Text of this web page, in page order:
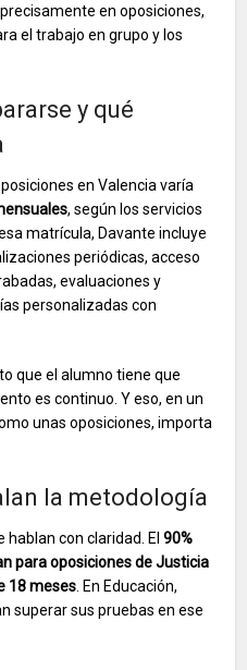
en oposiciones,
el trabajo en grupo y los
y qué
en Valencia varía
, según los servicios
matrícula, Davante incluye
periódicas, acceso
evaluaciones y
personalizadas con
que el alumno tiene que
es continuo. Y eso, en un
unas oposiciones, importa
la metodología
hablan con claridad. El90%
para oposiciones de Justicia
18 meses . En Educación,
superar sus pruebas en ese